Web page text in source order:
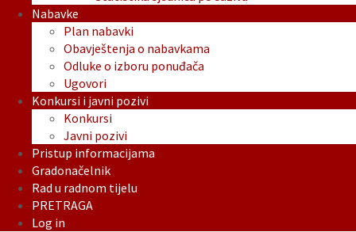
Nabavke
Plan nabavki
Obavještenja o nabavkama
Odluke o izboru ponuđača
Ugovori
Konkursi i javni pozivi
Konkursi
Javni pozivi
Pristup informacijama
Gradonačelnik
Rad u radnom tijelu
PRETRAGA
Log in